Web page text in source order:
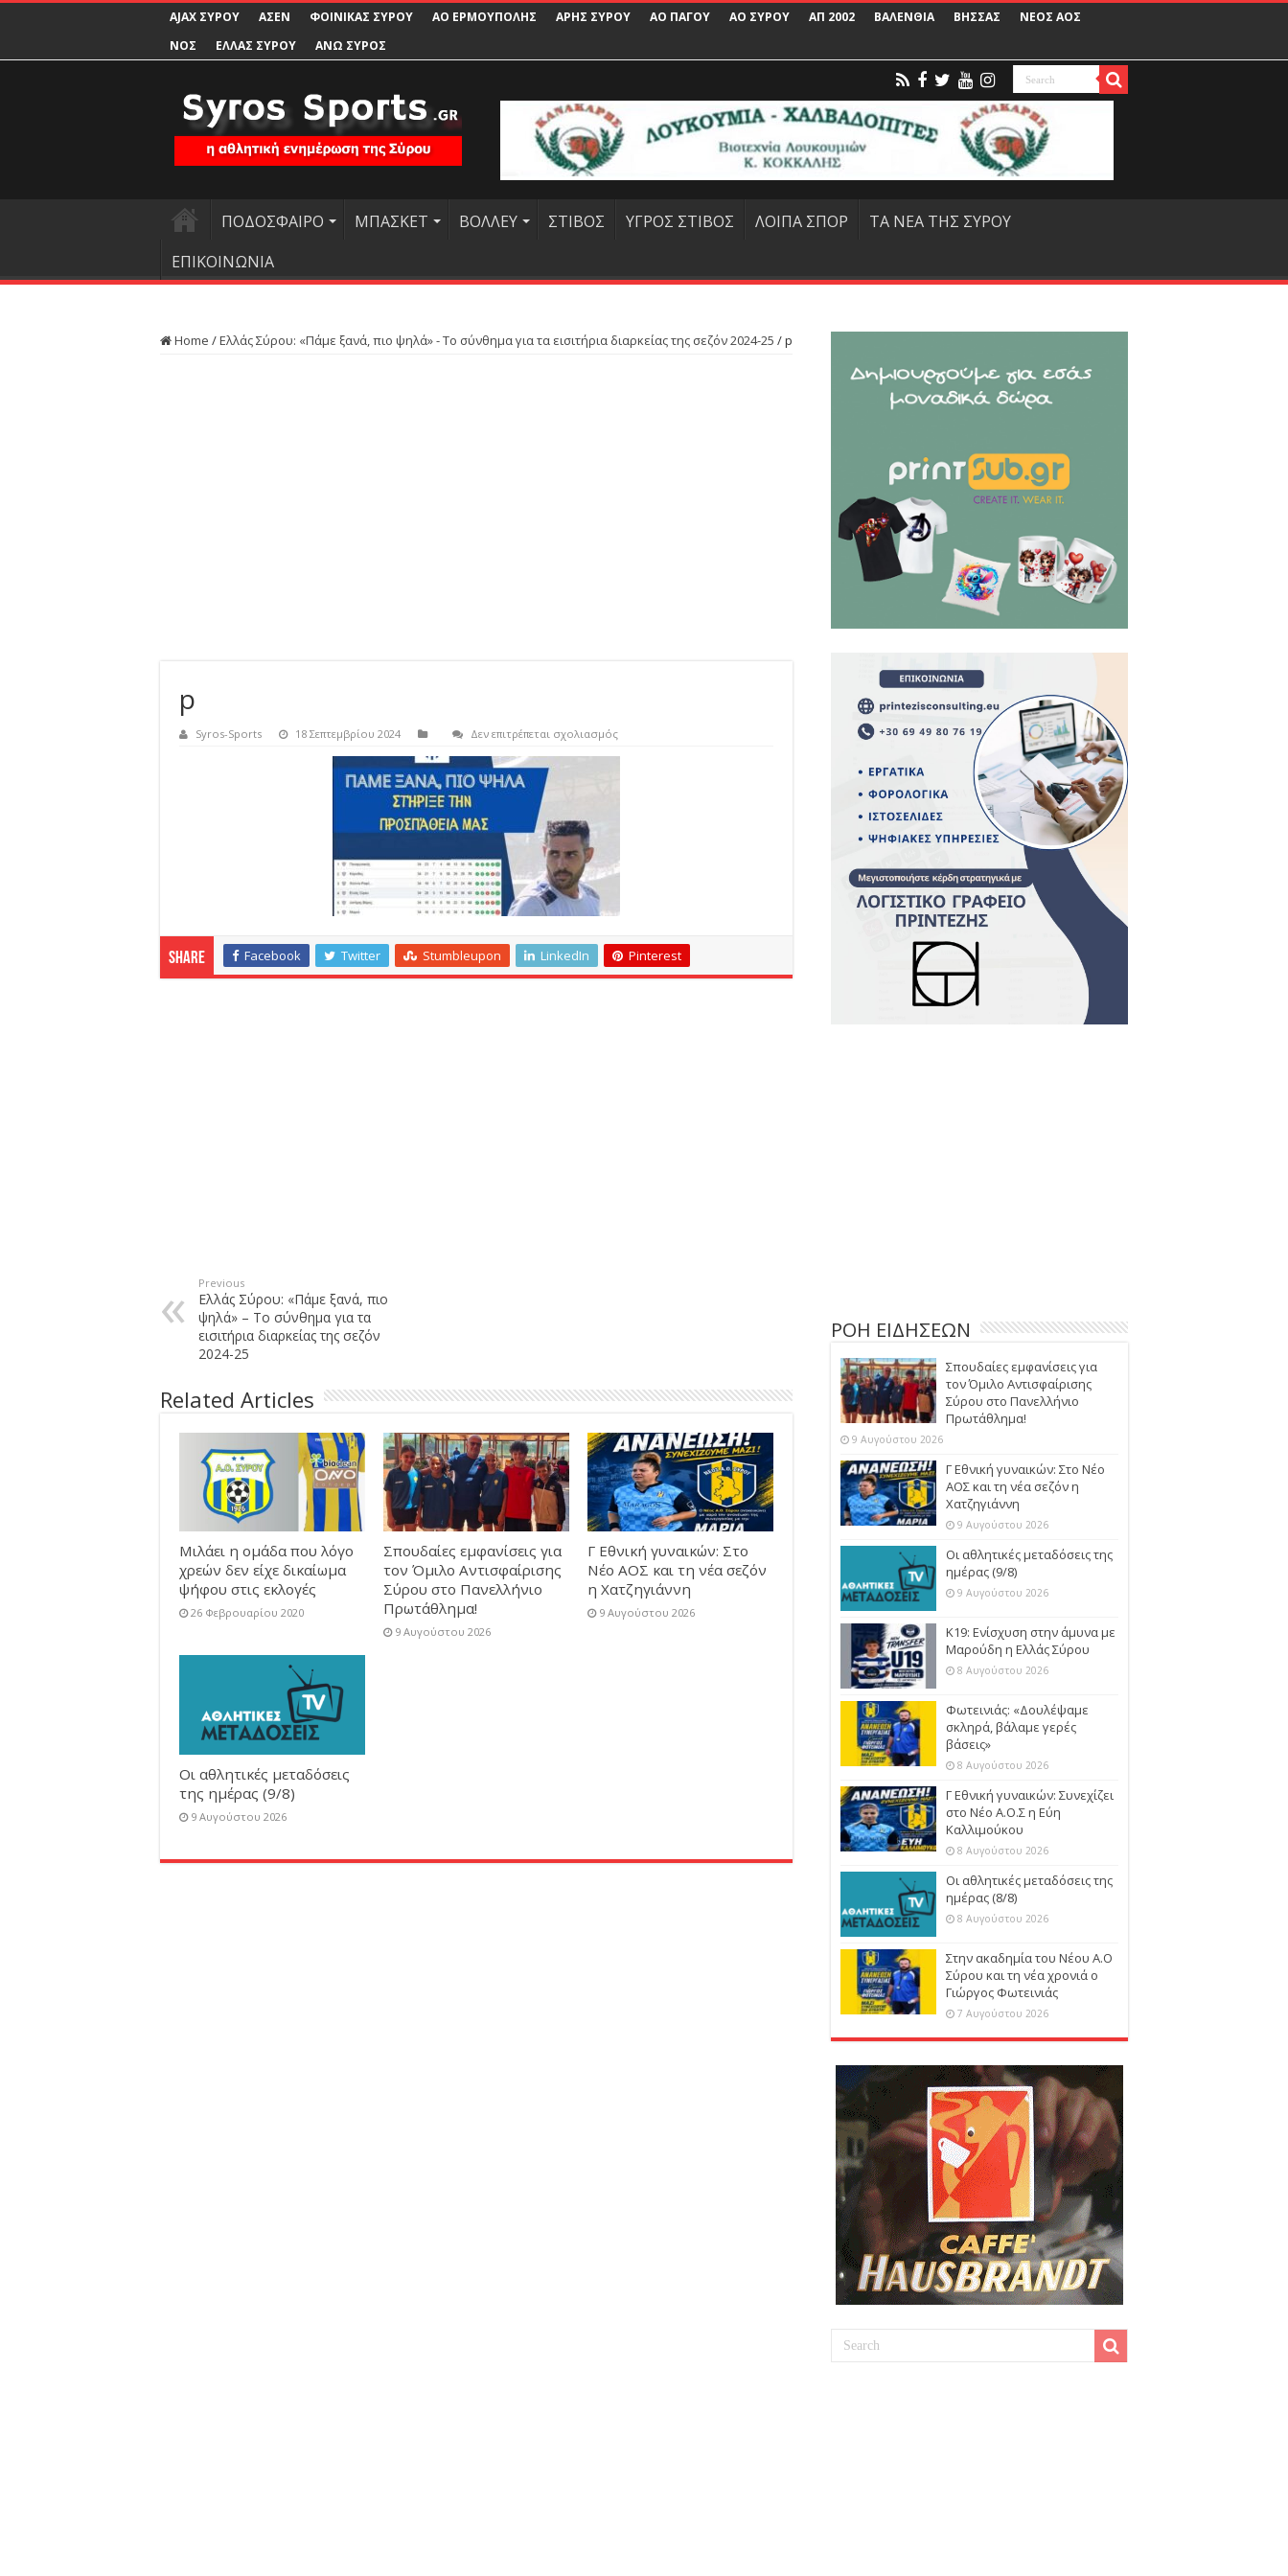
AJAX ΣΥΡΟΥ ΑΣΕΝ ΦΟΙΝΙΚΑΣ ΣΥΡΟΥ ΑΟ ΕΡΜΟΥΠΟΛΗΣ ΑΡΗΣ ΣΥΡΟΥ ΑΟ ΠΑΓΟΥ ΑΟ ΣΥΡΟΥ ΑΠ 2002 ΒΑΛΕΝΘΙΑ ΒΗΣΣΑΣ
ΝΕΟΣ ΑΟΣ
ΝΟΣ
ΕΛΛΑΣ ΣΥΡΟΥ ΑΝΩ ΣΥΡΟΣ
ΠΟΔΟΣΦΑΙΡΟ ΜΠΑΣΚΕΤ ΒΟΛΛΕΥ ΣΤΙΒΟΣ ΥΓΡΟΣ ΣΤΙΒΟΣ ΛΟΙΠΑ ΣΠΟΡ
ΤΑ ΝΕΑ ΤΗΣ ΣΥΡΟΥ
ΕΠΙΚΟΙΝΩΝΙΑ
Home /Ελλάς Σύρου: «Πάμε ξανά, πιο ψηλά» - Το σύνθημα για τα εισιτήρια διαρκείας της σεζόν 2024-25 /p
p
Syros-Sports 18 Σεπτεμβρίου 2024 Δεν επιτρέπεται σχολιασμόςστο
Share Facebook Twitter Stumbleupon LinkedIn Pinterest
Previous
Ελλάς Σύρου: «Πάμε ξανά, πιο
ψηλά» – Το σύνθημα για τα
εισιτήρια διαρκείας της σεζόν
2024-25
Related Articles
Μιλάει η ομάδα που λόγο
χρεών δεν είχε δικαίωμα
ψήφου στις εκλογές
26 Φεβρουαρίου 2020
Σπουδαίες εμφανίσεις για
τον Όμιλο Αντισφαίρισης
Σύρου στο Πανελλήνιο
Πρωτάθλημα!
9 Αυγούστου 2026
Γ Εθνική γυναικών: Στο
Νέο ΑΟΣ και τη νέα σεζόν
η Χατζηγιάννη
9 Αυγούστου 2026
Οι αθλητικές μεταδόσεις
της ημέρας (9/8)
9 Αυγούστου 2026
ΡΟΗ ΕΙΔΗΣΕΩΝ
Σπουδαίες εμφανίσεις για
τον Όμιλο Αντισφαίρισης
Σύρου στο Πανελλήνιο
Πρωτάθλημα!
9 Αυγούστου 2026
Γ Εθνική γυναικών: Στο Νέο
ΑΟΣ και τη νέα σεζόν η
Χατζηγιάννη
9 Αυγούστου 2026
Οι αθλητικές μεταδόσεις της
ημέρας (9/8)
9 Αυγούστου 2026
Κ19: Ενίσχυση στην άμυνα με
Μαρούδη η Ελλάς Σύρου
8 Αυγούστου 2026
Φωτεινιάς: «Δουλέψαμε
σκληρά, βάλαμε γερές
βάσεις»
8 Αυγούστου 2026
Γ Εθνική γυναικών: Συνεχίζει
στο Νέο Α.Ο.Σ η Εύη
Καλλιμούκου
8 Αυγούστου 2026
Οι αθλητικές μεταδόσεις της
ημέρας (8/8)
8 Αυγούστου 2026
Στην ακαδημία του Νέου Α.Ο
Σύρου και τη νέα χρονιά ο
Γιώργος Φωτεινιάς
7 Αυγούστου 2026